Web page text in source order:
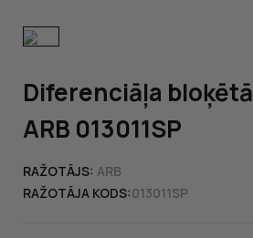
Diferenciāļa
ARB 013011SP
RAŽOTĀJS: ARB
RAŽOTĀJA KODS:013011SP